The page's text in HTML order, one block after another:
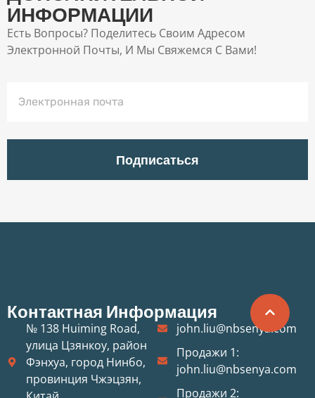
ИНФОРМАЦИИ
Есть Вопросы? Поделитесь Своим Адресом
Электронной Почты, И Мы Свяжемся С Вами!
Подписаться
Контактная Информация
№ 138 Huiming Road,
улица Цзянкоу, район
Фэнхуа, город Нинбо,
провинция Чжэцзян,
john.liu@nbsenya.com
Продажи 1:
john.liu@nbsenya.com
Продажи 2: